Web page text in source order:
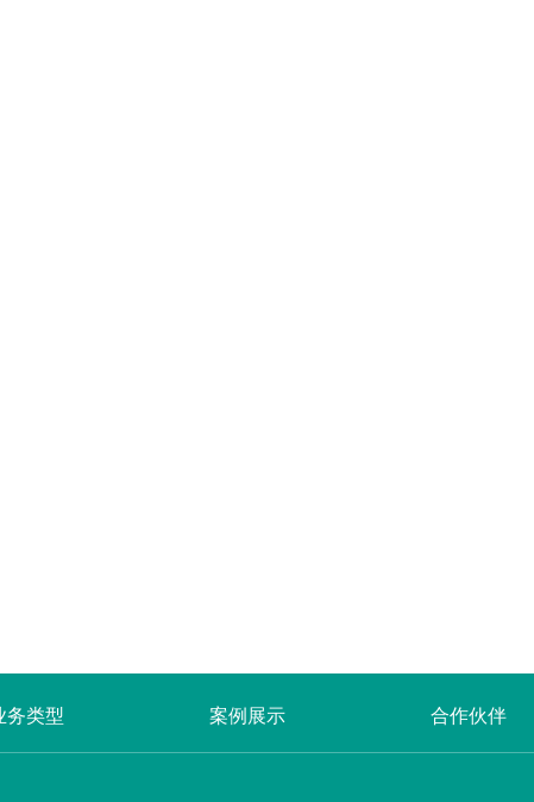
务类型 案例展示 合作伙伴